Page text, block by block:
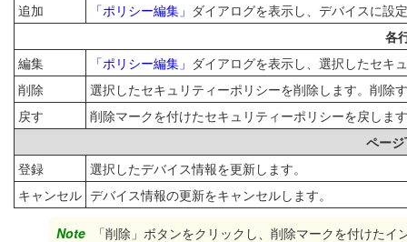
追加
「ポリシー編集」 ダイアログを表示し、デバイスに設
各
編集
「ポリシー編集」 ダイアログを表示し、選択したセキ
削除
選択したセキュリティーポリシーを削除します。削除
戻す
削除マークを付けたセキュリティーポリシーを戻しま
ペー
登録
選択したデバイス情報を更新します。
キャンセル デバイス情報の更新をキャンセルします。
Note
「削除」ボタンをクリックし、削除マークを付けた